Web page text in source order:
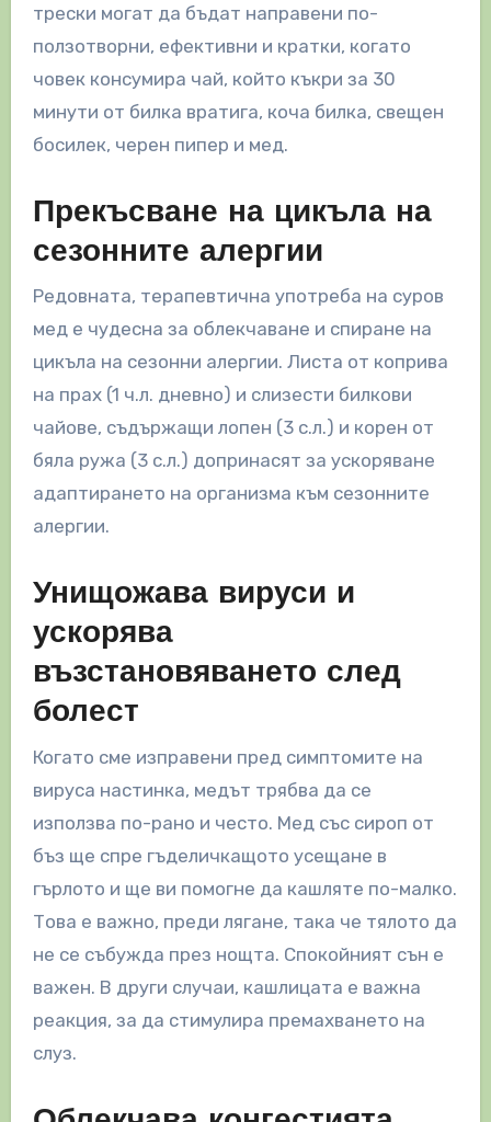
трески могат да бъдат направени по-
ползотворни, ефективни и кратки, когато
човек консумира чай, който къкри за 30
минути от билка вратига, коча билка, свещен
босилек, черен пипер и мед.
Прекъсване на цикъла на
сезонните алергии
Редовната, терапевтична употреба на суров
мед е чудесна за облекчаване и спиране на
цикъла на сезонни алергии. Листа от коприва
на прах (1 ч.л. дневно) и слизести билкови
чайове, съдържащи лопен (3 с.л.) и корен от
бяла ружа (3 с.л.) допринасят за ускоряване
адаптирането на организма към сезонните
алергии.
Унищожава вируси и
ускорява
възстановяването след
болест
Когато сме изправени пред симптомите на
вируса настинка, медът трябва да се
използва по-рано и често. Мед със сироп от
бъз ще спре гъделичкащото усещане в
гърлото и ще ви помогне да кашляте по-малко.
Това е важно, преди лягане, така че тялото да
не се събужда през нощта. Спокойният сън е
важен. В други случаи, кашлицата е важна
реакция, за да стимулира премахването на
слуз.